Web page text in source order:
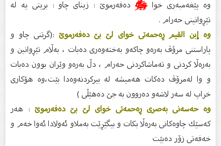
وە پێغەمبەرى خواﷺدەفەرموێ : زینای چاو : بریتی یە لە
تێڕوانینی حەرام .
وە إبن القیم ڕەحمەتى خواى لێ بێ دەفەرموێ :(گرتنی چاو و
پاراستنی مرۆڤ بەرەو چاكەو بەختەوەری دەبات ، بەڵام تێڕوانین و
بەرەڵا كردنی و تەماشاكردنی حەرام ، دڵ بەرەو وێران بوون دەبات
و وا لەمرۆڤ دەكات هەمیشە لە بیركردنەوەدا بێت،وە هۆكاری
خراپ لە سەر لاشەو دەروون بە جێ‌ دەهێڵی )
وە حەسەنی بەصری ڕەحمەتى خواى لێ بێ دەفەرموێ: هەر
كەسێك چاوەكانی بەرەڵا بكات و بیگێڕێت بەملاو ئەولادا ئەوا خەم و
خەفەتی زۆر دەبێت